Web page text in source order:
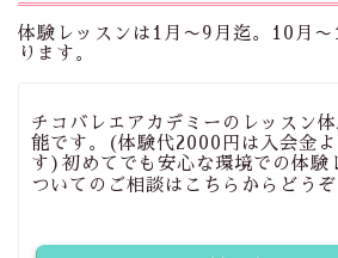
体験レッスンは1月〜9月迄。10月〜
ります。
チコバレエアカデミーのレッスン
能です。(体験代2000円は入会金よ
す)初めてでも安心な環境での体験
ついてのご相談はこちらからどうぞ